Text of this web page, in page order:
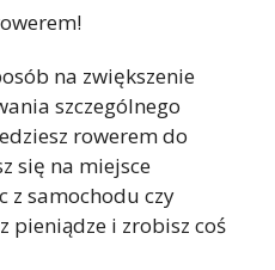
na zwiększenie
szczególnego
rowerem do
się na miejsce
z samochodu czy
pieniądze i zrobisz coś